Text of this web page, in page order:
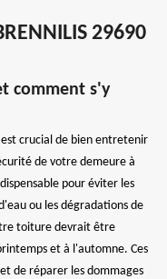
29690
comment s'y
est crucial de bien entretenir
de votre demeure à
pour éviter les
ou les dégradations de
toiture devrait être
et à l'automne. Ces
de réparer les dommages